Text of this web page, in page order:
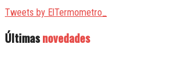
Tweets by ElTermometro_
Últimasnovedades